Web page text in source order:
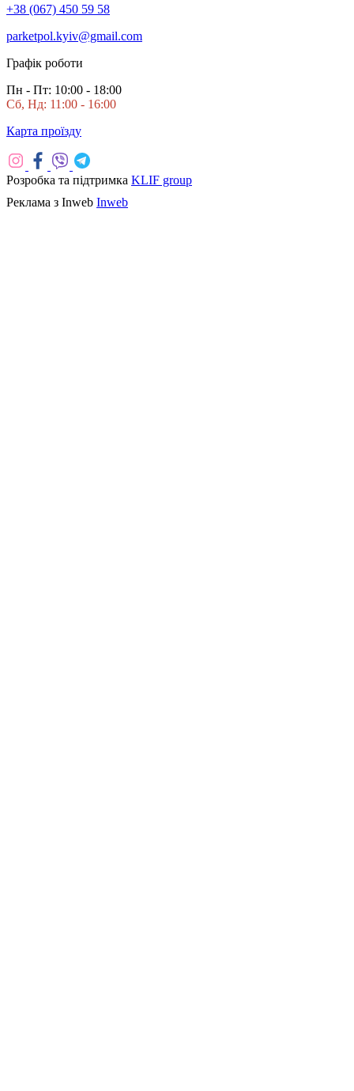
+38 (067) 450 59 58
parketpol.kyiv@gmail.com
Графік роботи
Пн - Пт: 10:00 - 18:00
Сб, Нд: 11:00 - 16:00
Карта проїзду
Розробка та підтримка KLIF group
Реклама з Inweb Inweb